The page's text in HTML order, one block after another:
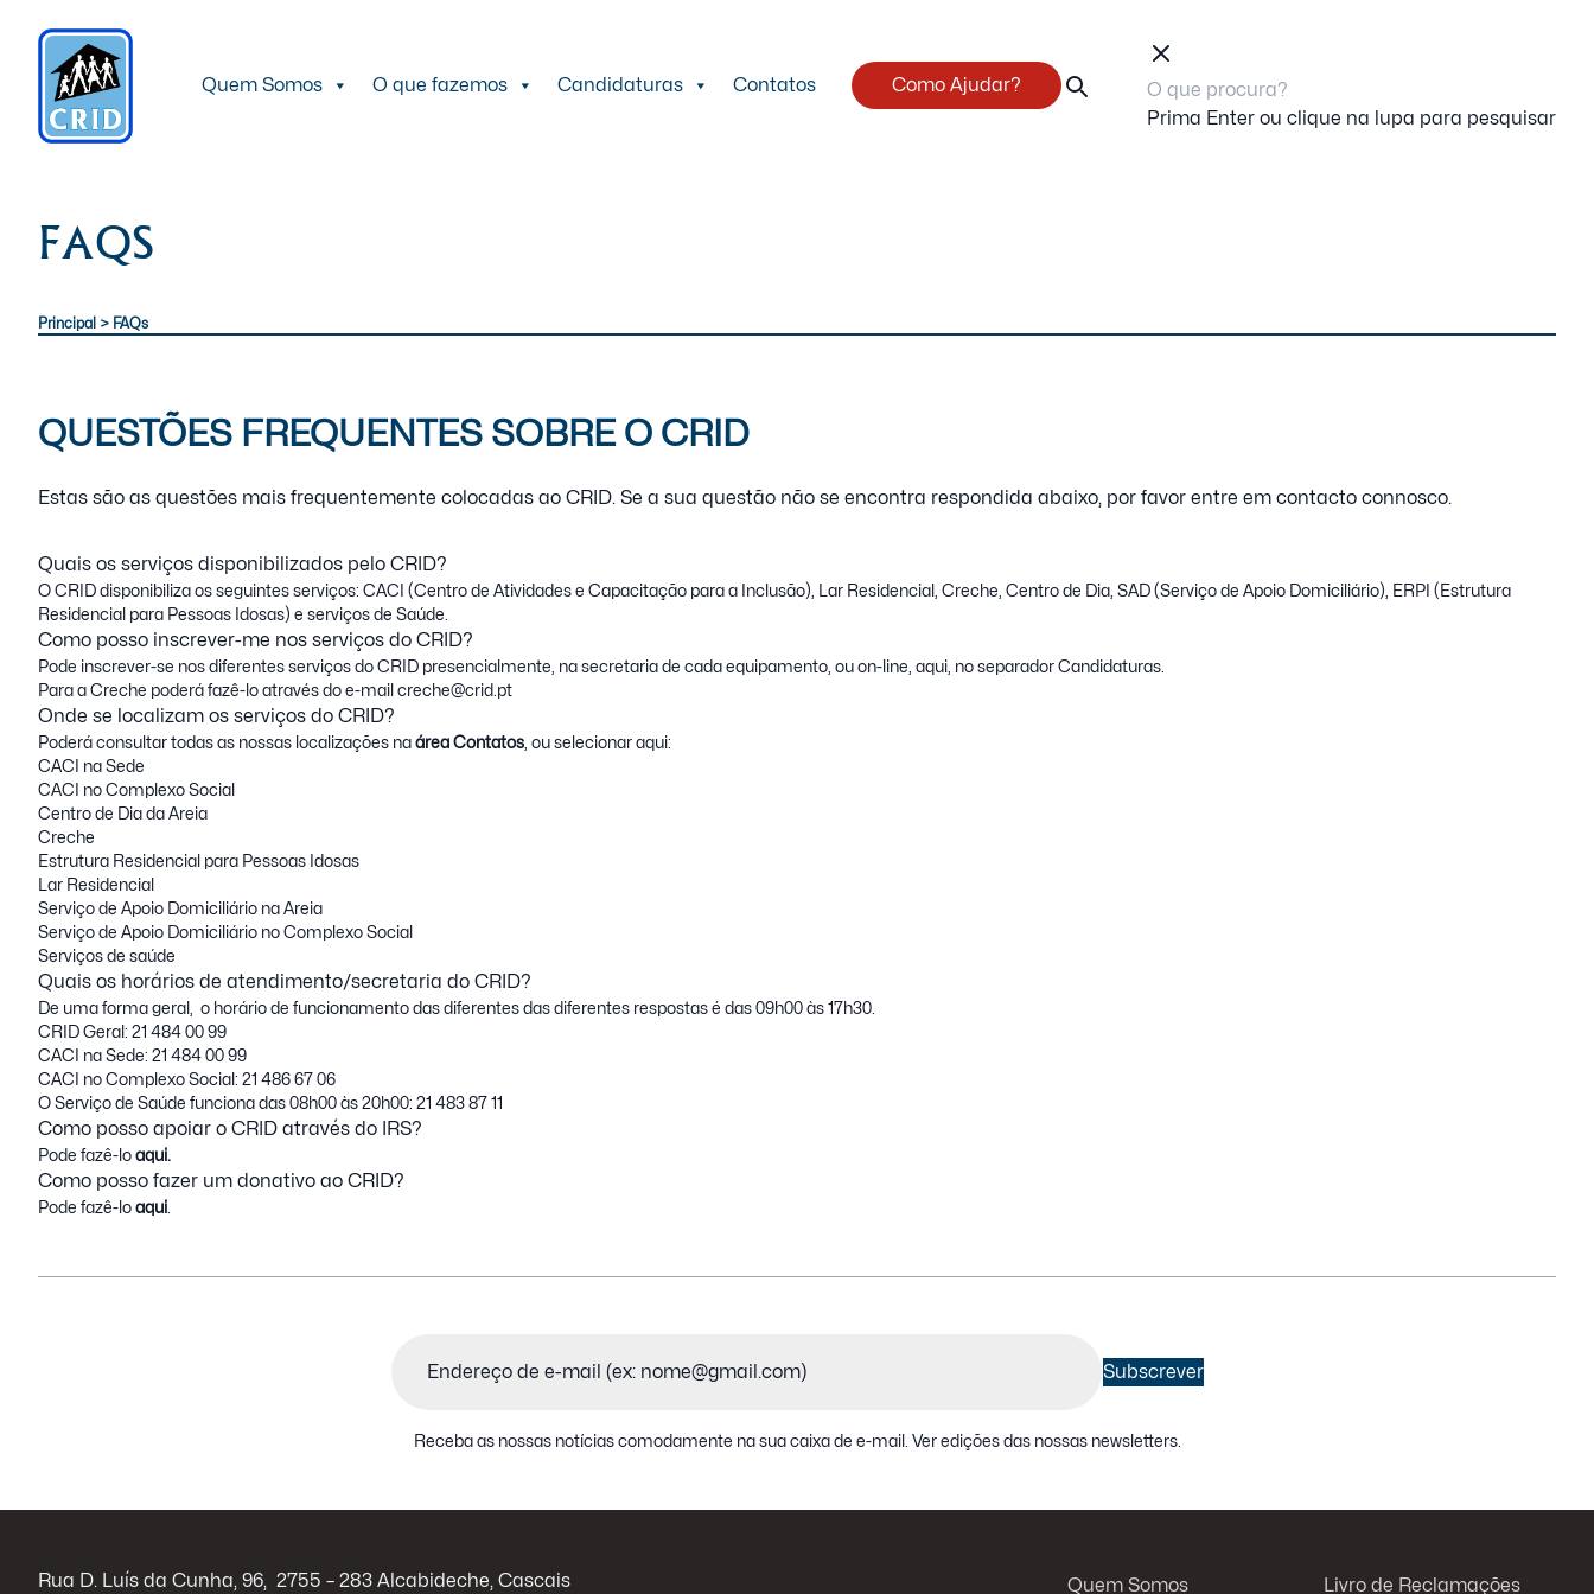
Quem Somos O que fazemos Candidaturas Contatos
Como Ajudar?
Prima Enter ou clique na lupa para pesquisar
FAQS
Principal > FAQs
QUESTÕES FREQUENTES SOBRE O CRID
Estas são as questões mais frequentemente colocadas ao CRID. Se a sua questão não se encontra respondida abaixo, por favor entre em contacto connosco.
Quais os serviços disponibilizados pelo CRID?
O CRID disponibiliza os seguintes serviços: CACI (Centro de Atividades e Capacitação para a Inclusão), Lar Residencial Creche Centro de Dia SAD(Serviço de Apoio Domiciliário), ERPI (Estrutura
Residencial para Pessoas Idosas) e serviços de Saúde.
Como posso inscrever-me nos serviços do CRID?
Pode inscrever-se nos diferentes serviços do CRID presencialmente, na secretaria de cada equipamento, ou on-line, aqui, no separador Candidaturas.
Para a Creche poderá fazê-lo através do e-mailcreche@crid.pt
Onde se localizam os serviços do CRID?
Poderá consultar todas as nossas localizações naárea Contatos , ou selecionar aqui:
CACI na Sede
CACI no Complexo Social
Centro de Dia da Areia
Creche
Estrutura Residencial para Pessoas Idosas
Lar Residencial
Serviço de Apoio Domiciliário na Areia
Serviço de Apoio Domiciliário no Complexo Social
Serviços de saúde
Quais os horários de atendimento/secretaria do CRID?
De uma forma geral, o horário de funcionamento das diferentes das diferentes respostas é das 09h00 às 17h30.
CRID Geral: 21 484 00 99
CACI na Sede: 21 484 00 99
CACI no Complexo Social: 21 486 67 06
O Serviço de Saúde funciona das 08h00 às 20h00: 21 483 87 11
Como posso apoiar o CRID através do IRS?
Pode fazê-loaqui.
Como posso fazer um donativo ao CRID?
Pode fazê-loaqui
Subscrever
Receba as nossas notícias comodamente na sua caixa de e-mail. Ver edições das nossas newsletters.
Rua D. Luís da Cunha, 96, 2755 – 283 Alcabideche, Cascais Quem Somos Livro de Reclamações